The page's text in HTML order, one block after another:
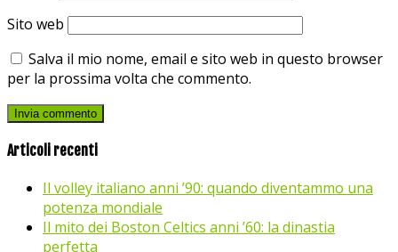
Sito web
Salva il mio nome, email e sito web in questo browser
per la prossima volta che commento.
Articoli recenti
Il volley italiano anni ’90: quando diventammo una
potenza mondiale
Il mito dei Boston Celtics anni ’60: la dinastia
perfetta